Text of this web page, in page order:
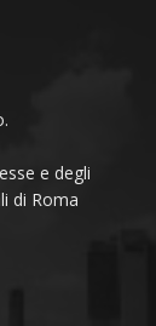
e degli
di Roma